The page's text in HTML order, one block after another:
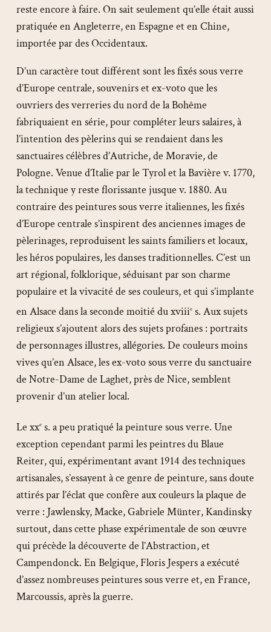
reste encore à faire. On sait seulement qu’elle était aussi
pratiquée en Angleterre, en Espagne et en Chine,
importée par des Occidentaux.
D’un caractère tout différent sont les fixés sous verre
d’Europe centrale, souvenirs et ex-voto que les
ouvriers des verreries du nord de la Bohême
fabriquaient en série, pour compléter leurs salaires, à
l’intention des pèlerins qui se rendaient dans les
sanctuaires célèbres d’Autriche, de Moravie, de
Pologne. Venue d’Italie par le Tyrol et la Bavière v. 1770,
la technique y reste florissante jusque v. 1880. Au
contraire des peintures sous verre italiennes, les fixés
d’Europe centrale s’inspirent des anciennes images de
pèlerinages, reproduisent les saints familiers et locaux,
les héros populaires, les danses traditionnelles. C’est un
art régional, folklorique, séduisant par son charme
populaire et la vivacité de ses couleurs, et qui s’implante
en Alsace dans la seconde moitié du xviiies. Aux sujets
religieux s’ajoutent alors des sujets profanes : portraits
de personnages illustres, allégories. De couleurs moins
vives qu’en Alsace, les ex-voto sous verre du sanctuaire
de Notre-Dame de Laghet, près de Nice, semblent
provenir d’un atelier local.
Le xxes. a peu pratiqué la peinture sous verre. Une
exception cependant parmi les peintres du Blaue
Reiter, qui, expérimentant avant 1914 des techniques
artisanales, s’essayent à ce genre de peinture, sans doute
attirés par l’éclat que confère aux couleurs la plaque de
verre : Jawlensky, Macke, Gabriele Münter, Kandinsky
surtout, dans cette phase expérimentale de son œuvre
qui précède la découverte de l’Abstraction, et
Campendonck. En Belgique, Floris Jespers a exécuté
d’assez nombreuses peintures sous verre et, en France,
Marcoussis, après la guerre.